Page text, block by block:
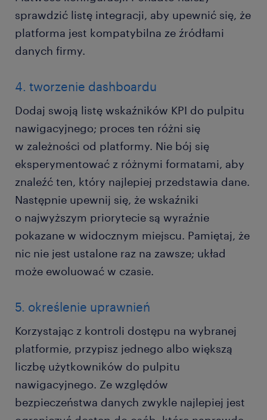
sprawdzić listę integracji, aby upewnić się, że
platforma jest kompatybilna ze źródłami
danych firmy.
4. tworzenie dashboardu
Dodaj swoją listę wskaźników KPI do pulpitu
nawigacyjnego; proces ten różni się
w zależności od platformy. Nie bój się
eksperymentować z różnymi formatami, aby
znaleźć ten, który najlepiej przedstawia dane.
Następnie upewnij się, że wskaźniki
o najwyższym priorytecie są wyraźnie
pokazane w widocznym miejscu. Pamiętaj, że
nic nie jest ustalone raz na zawsze; układ
może ewoluować w czasie.
5. określenie uprawnień
Korzystając z kontroli dostępu na wybranej
platformie, przypisz jednego albo większą
liczbę użytkowników do pulpitu
nawigacyjnego. Ze względów
bezpieczeństwa danych zwykle najlepiej jest